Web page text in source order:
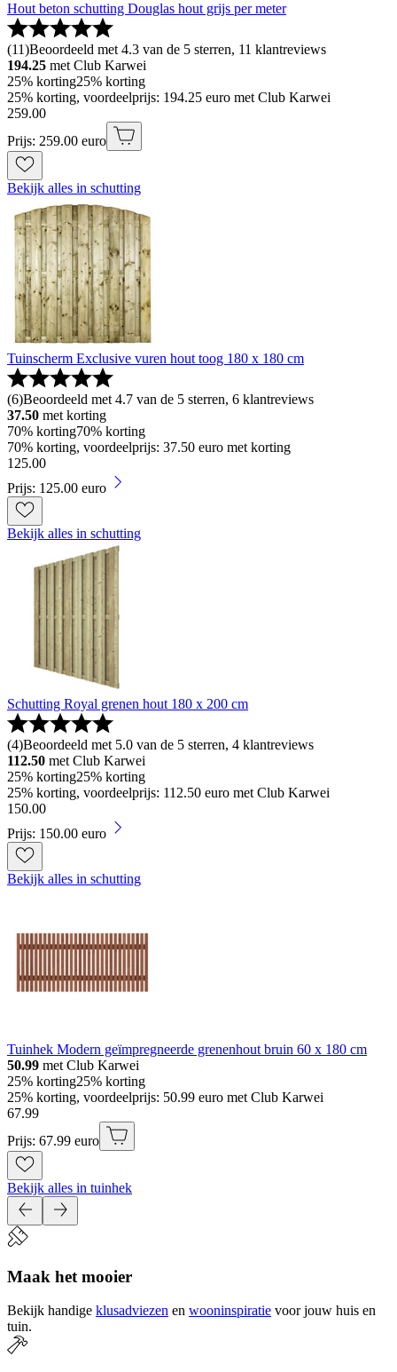
Hout beton schutting Douglas hout grijs per meter
(11)Beoordeeld met 4.3 van de 5 sterren, 11 klantreviews
194.25 met Club Karwei
25% korting25% korting
25% korting, voordeelprijs: 194.25 euro met Club Karwei
259.00
Prijs: 259.00 euro
Bekijk alles in schutting
Tuinscherm Exclusive vuren hout toog 180 x 180 cm
(6)Beoordeeld met 4.7 van de 5 sterren, 6 klantreviews
37.50 met korting
70% korting70% korting
70% korting, voordeelprijs: 37.50 euro met korting
125.00
Prijs: 125.00 euro
Bekijk alles in schutting
Schutting Royal grenen hout 180 x 200 cm
(4)Beoordeeld met 5.0 van de 5 sterren, 4 klantreviews
112.50 met Club Karwei
25% korting25% korting
25% korting, voordeelprijs: 112.50 euro met Club Karwei
150.00
Prijs: 150.00 euro
Bekijk alles in schutting
Tuinhek Modern geïmpregneerde grenenhout bruin 60 x 180 cm
50.99 met Club Karwei
25% korting25% korting
25% korting, voordeelprijs: 50.99 euro met Club Karwei
67.99
Prijs: 67.99 euro
Bekijk alles in tuinhek
Maak het mooier
Bekijk handige klusadviezen en wooninspiratie voor jouw huis en
tuin.